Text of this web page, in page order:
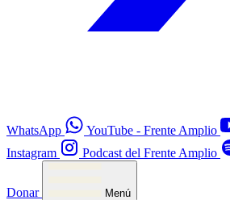
WhatsApp YouTube - Frente Amplio
Instagram
Podcast del Frente Amplio
Donar Menú